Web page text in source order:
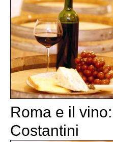
Roma e il
Costantini